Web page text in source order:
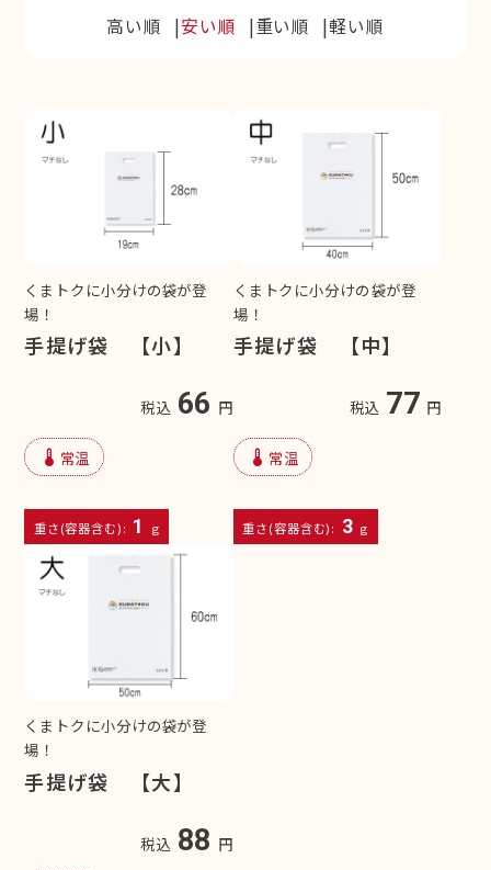
高い順
安い順 重い順 軽い順
くまトクに小分けの袋が登
場！
手提げ袋 【小】
税込 66 円
device_thermostat 常温
重さ(容器含む): 1 g
くまトクに小分けの袋が登
場！
手提げ袋 【中】
税込 77 円
device_thermostat 常温
重さ(容器含む): 3 g
くまトクに小分けの袋が登
場！
手提げ袋 【大】
税込 88 円